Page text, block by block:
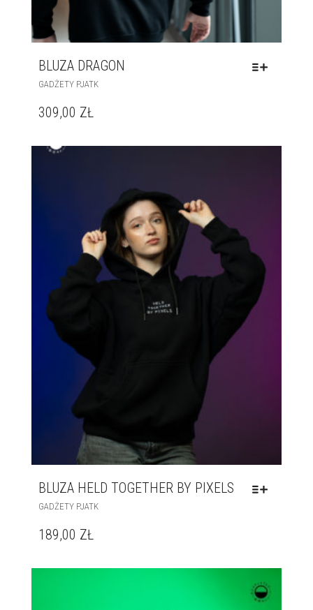
BLUZA DRAGON
GADŻETY PJATK
309,00 ZŁ
BLUZA HELD TOGETHER BY PIXELS
GADŻETY PJATK
189,00 ZŁ